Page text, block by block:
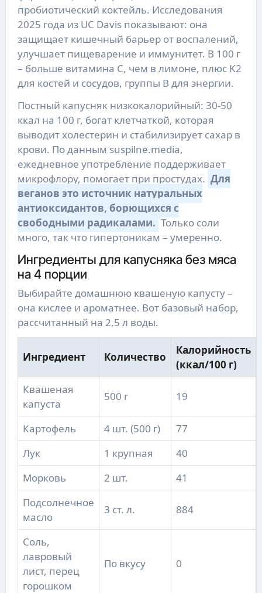
пробиотический коктейль. Исследования
2025 года из UC Davis показывают: она
защищает кишечный барьер от воспалений,
улучшает пищеварение и иммунитет. В 100 г
– больше витамина С, чем в лимоне, плюс K2
для костей и сосудов, группы B для энергии.
Постный капусняк низкокалорийный: 30-50
ккал на 100 г, богат клетчаткой, которая
выводит холестерин и стабилизирует сахар в
крови. По данным suspilne.media,
ежедневное употребление поддерживает
микрофлору, помогает при простудах. Для
веганов это источник натуральных
антиоксидантов, борющихся с
свободными радикалами. Только соли
много, так что гипертоникам – умеренно.
Ингредиенты для капусняка без мяса
на 4 порции
Выбирайте домашнюю квашеную капусту –
она кислее и ароматнее. Вот базовый набор,
рассчитанный на 2,5 л воды.
Ингредиент Количество
Калорийность
(ккал/100 г)
Квашеная
капуста
500 г 19
Картофель 4 шт. (500 г)
77
Лук
1 крупная
40
Морковь
2 шт.
41
Подсолнечное
масло
3 ст. л. 884
Соль,
лавровый
лист, перец
горошком
По вкусу 0